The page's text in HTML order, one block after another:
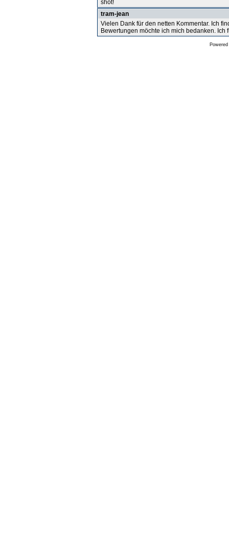
shot!
tram-jean
Vielen Dank für den netten Kommentar. Ich
Bewertungen möchte ich mich bedanken. Ich